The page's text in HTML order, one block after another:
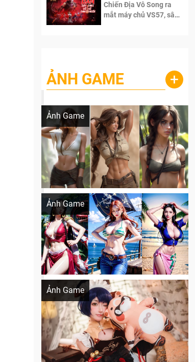
Chiến Địa Vô Song ra
mắt máy chủ VS57, sân
ẢNH GAME +
Ảnh Game
Lala Croft vừa nóng vừa xinh dưới nét vẽ
Ảnh Game
Khi AI Cosplay gái đẹp One Piece
Ảnh Game
Cosplay Xiangling siêu cute